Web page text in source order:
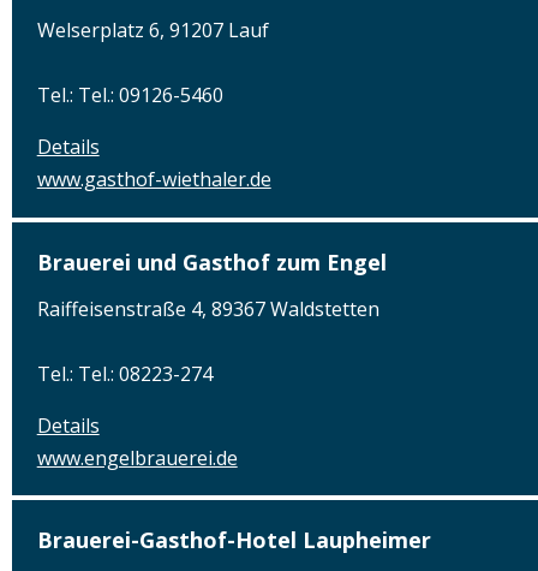
Welserplatz 6, 91207 Lauf
Tel.: Tel.: 09126-5460
Details
www.gasthof-wiethaler.de
Brauerei und Gasthof zum Engel
Raiffeisenstraße 4, 89367 Waldstetten
Tel.: Tel.: 08223-274
Details
www.engelbrauerei.de
Brauerei-Gasthof-Hotel Laupheimer